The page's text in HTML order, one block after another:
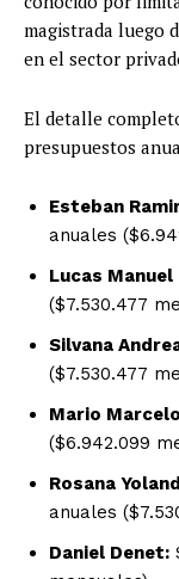
magistrada luego
en el sector
El detalle
presupuestos
Esteban
anuales
Lucas Manuel
($7.530.477
Silvana
($7.530.477
Mario
($6.942.099
Rosana
anuales
Daniel Denet: